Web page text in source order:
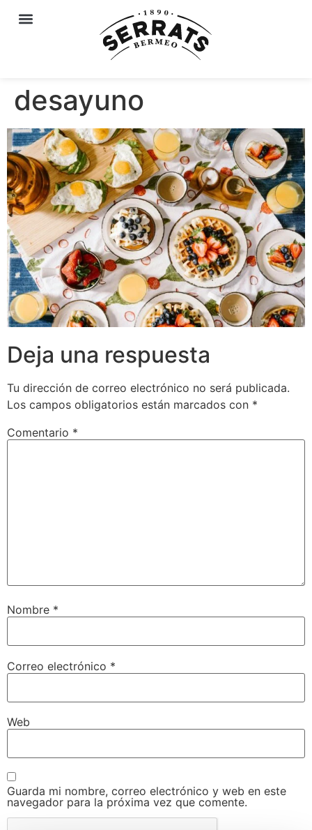
desayuno
Deja una respuesta
Tu dirección de correo electrónico no será publicada.
Los campos obligatorios están marcados con *
Comentario *
Nombre *
Correo electrónico *
Web
Guarda mi nombre, correo electrónico y web en este
navegador para la próxima vez que comente.